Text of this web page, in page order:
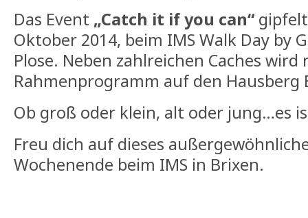
Das Event „Catch it if you can“
Oktober 2014, beim IMS Walk Day by
Plose. Neben zahlreichen Caches
Rahmenprogramm auf den Hausberg
Ob groß oder klein, alt oder jung…es
Freu dich auf dieses
Wochenende beim IMS in Brixen.